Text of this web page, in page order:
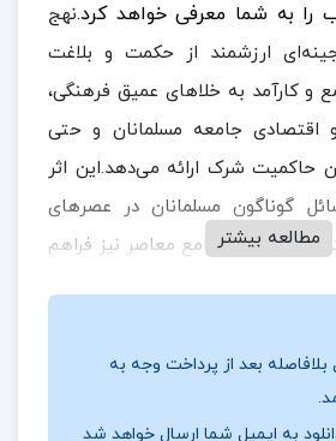
را به شما معرفی خواهد کرد.نهج
ارزشمند از حکمت و بلاغت
و کارآمد به خلاهای عمیق فرهنگی،
اقتصادی جامعه مسلمانان و حتی
حاکمیت شرک ارائه می‌دهد.این اثر
گوناگون مسلمانان در عصرهای
الگویی برای جوامع معاصر نیز فراهم
همراه
تفسیر موضوعی نهج البلاغه
مطالعه بیشتر
بلافاصله بعد از پرداخت وجه به
به ایمیل شما ارسال خواهد شد